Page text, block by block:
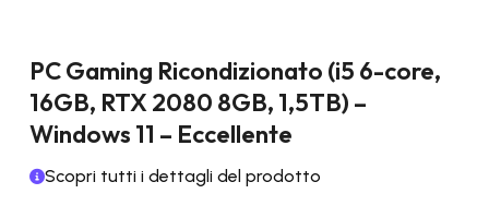
PC Gaming Ricondizionato (i5 6-core,
16GB, RTX 2080 8GB, 1,5TB) –
Windows 11 – Eccellente
Scopri tutti i dettagli del prodotto